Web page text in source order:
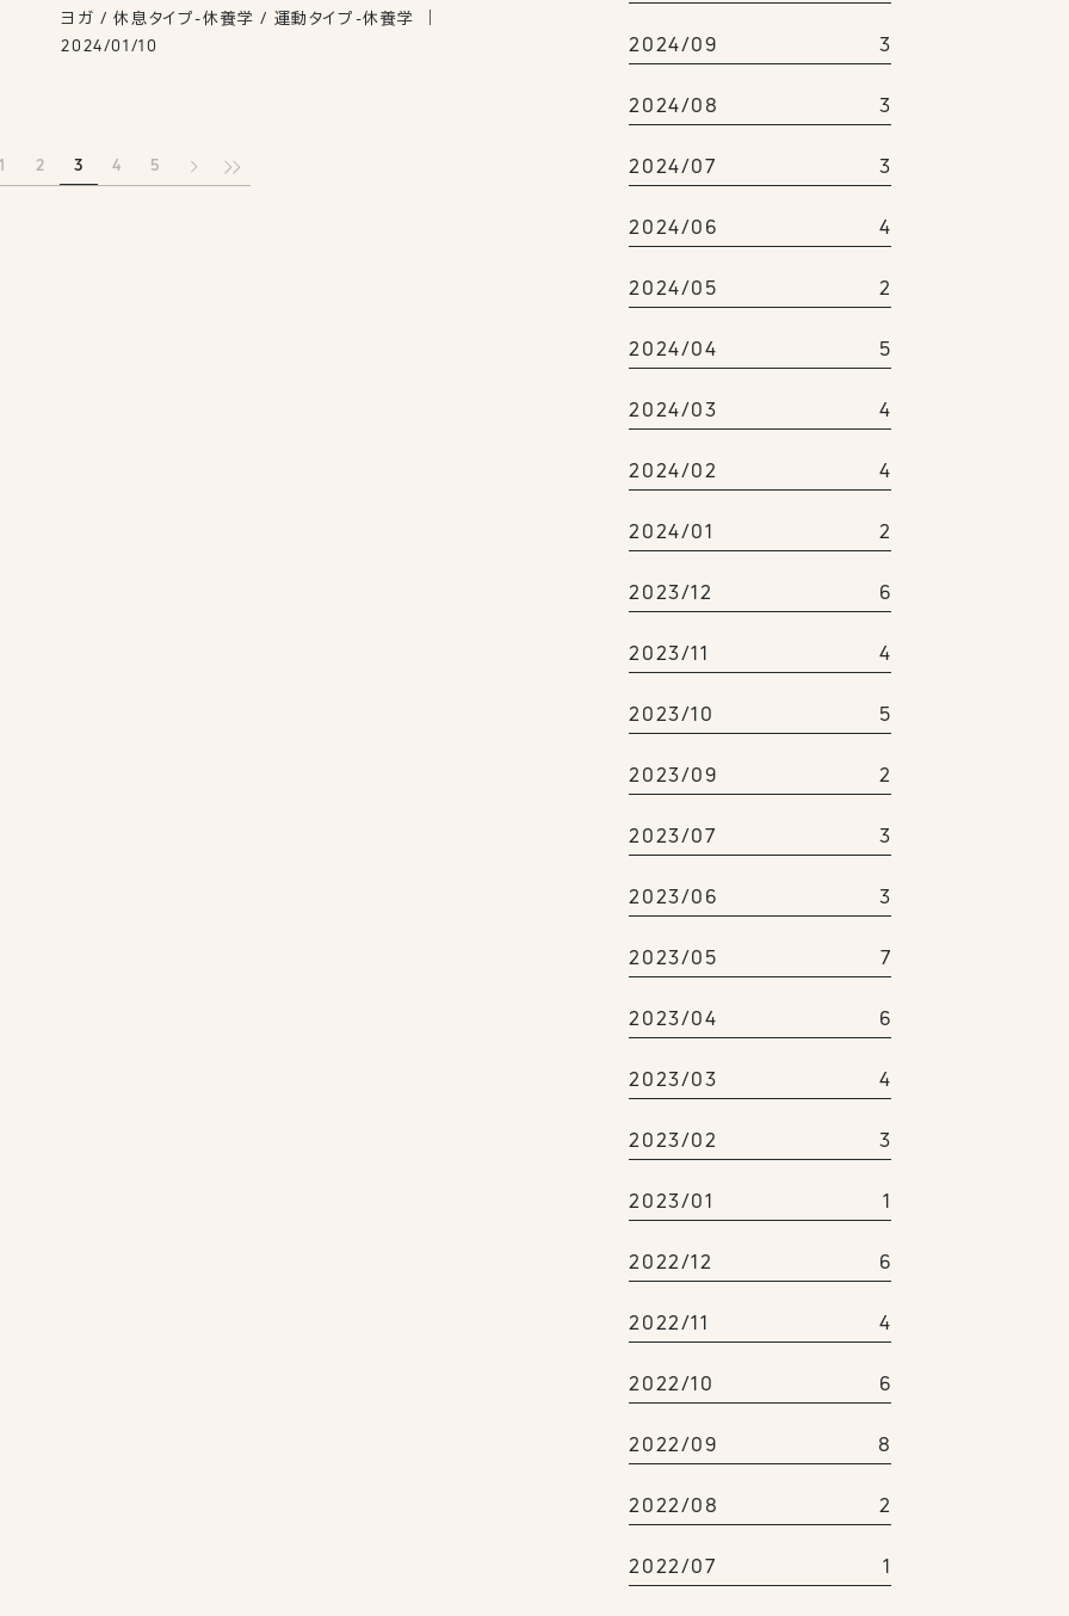
ヨガ / 休息タイプ-休養学 / 運動タイプ-休養学
2024/01/10
1 2 3 4 5
2024/09 3
2024/08 3
2024/07 3
2024/06 4
2024/05 2
2024/04 5
2024/03 4
2024/02 4
2024/01 2
2023/12 6
2023/11 4
2023/10 5
2023/09 2
2023/07 3
2023/06 3
2023/05 7
2023/04 6
2023/03 4
2023/02 3
2023/01 1
2022/12 6
2022/11 4
2022/10 6
2022/09 8
2022/08 2
2022/07 1